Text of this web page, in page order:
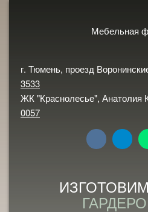
Мебельная
г. Тюмень, проезд
781 3533
ЖК "Краснолесье",
0057
ИЗГОТОВИМ